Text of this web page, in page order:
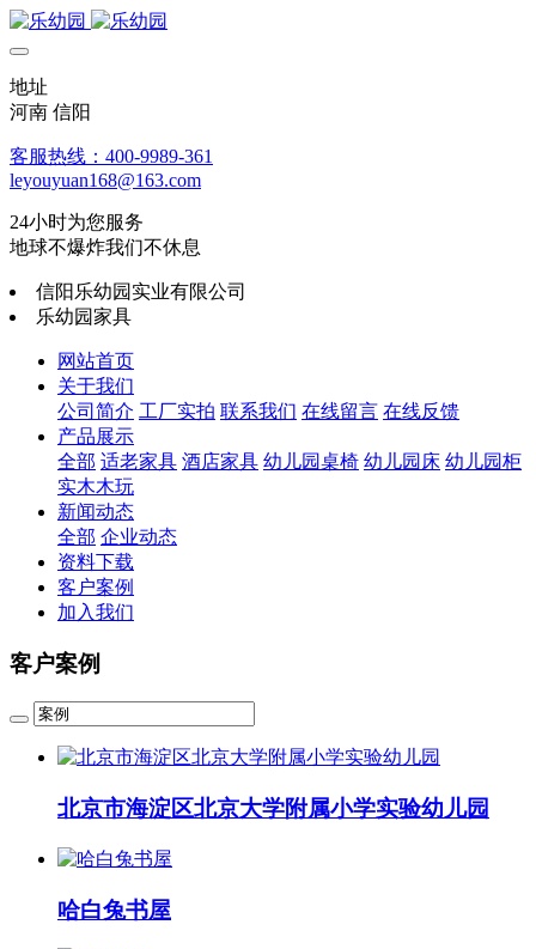
地址
河南 信阳
客服热线：400-9989-361
leyouyuan168@163.com
24小时为您服务
地球不爆炸我们不休息
信阳乐幼园实业有限公司
乐幼园家具
网站首页
关于我们
公司简介 工厂实拍 联系我们 在线留言 在线反馈
产品展示
全部 适老家具 酒店家具 幼儿园桌椅 幼儿园床 幼儿园柜
实木木玩
新闻动态
全部 企业动态
资料下载
客户案例
加入我们
客户案例
北京市海淀区北京大学附属小学实验幼儿园
哈白兔书屋